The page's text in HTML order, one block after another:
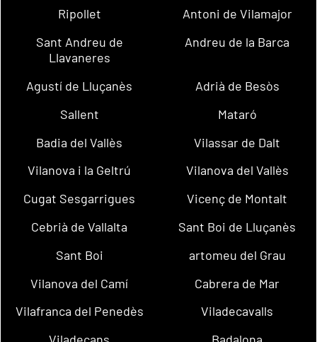
Ripollet
Antoni de Vilamajor
Sant Andreu de
Llavaneres
Andreu de la Barca
Agustí de Lluçanès
Adrià de Besòs
Sallent
Mataró
Badia del Vallès
Vilassar de Dalt
Vilanova i la Geltrú
Vilanova del Vallès
Cugat Sesgarrigues
Vicenç de Montalt
Cebrià de Vallalta
Sant Boi de Lluçanès
Sant Boi
artomeu del Grau
Vilanova del Camí
Cabrera de Mar
Vilafranca del Penedès
Viladecavalls